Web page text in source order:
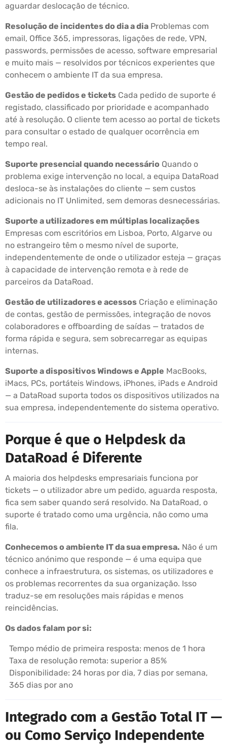
aguardar deslocação de técnico.
Resolução de incidentes do dia a dia Problemas com
email, Office 365, impressoras, ligações de rede, VPN,
passwords, permissões de acesso, software empresarial
e muito mais — resolvidos por técnicos experientes que
conhecem o ambiente IT da sua empresa.
Gestão de pedidos e tickets Cada pedido de suporte é
registado, classificado por prioridade e acompanhado
até à resolução. O cliente tem acesso ao portal de tickets
para consultar o estado de qualquer ocorrência em
tempo real.
Suporte presencial quando necessário Quando o
problema exige intervenção no local, a equipa DataRoad
desloca-se às instalações do cliente — sem custos
adicionais no IT Unlimited, sem demoras desnecessárias.
Suporte a utilizadores em múltiplas localizações
Empresas com escritórios em Lisboa, Porto, Algarve ou
no estrangeiro têm o mesmo nível de suporte,
independentemente de onde o utilizador esteja — graças
à capacidade de intervenção remota e à rede de
parceiros da DataRoad.
Gestão de utilizadores e acessos Criação e eliminação
de contas, gestão de permissões, integração de novos
colaboradores e offboarding de saídas — tratados de
forma rápida e segura, sem sobrecarregar as equipas
internas.
Suporte a dispositivos Windows e Apple MacBooks,
iMacs, PCs, portáteis Windows, iPhones, iPads e Android
— a DataRoad suporta todos os dispositivos utilizados na
sua empresa, independentemente do sistema operativo.
Porque é que o Helpdesk da
DataRoad é Diferente
A maioria dos helpdesks empresariais funciona por
tickets — o utilizador abre um pedido, aguarda resposta,
fica sem saber quando será resolvido. Na DataRoad, o
suporte é tratado como uma urgência, não como uma
fila.
Conhecemos o ambiente IT da sua empresa. Não é um
técnico anónimo que responde — é uma equipa que
conhece a infraestrutura, os sistemas, os utilizadores e
os problemas recorrentes da sua organização. Isso
traduz-se em resoluções mais rápidas e menos
reincidências.
Os dados falam por si:
Tempo médio de primeira resposta: menos de 1 hora
Taxa de resolução remota: superior a 85%
Disponibilidade: 24 horas por dia, 7 dias por semana,
365 dias por ano
Integrado com a Gestão Total IT —
ou Como Serviço Independente